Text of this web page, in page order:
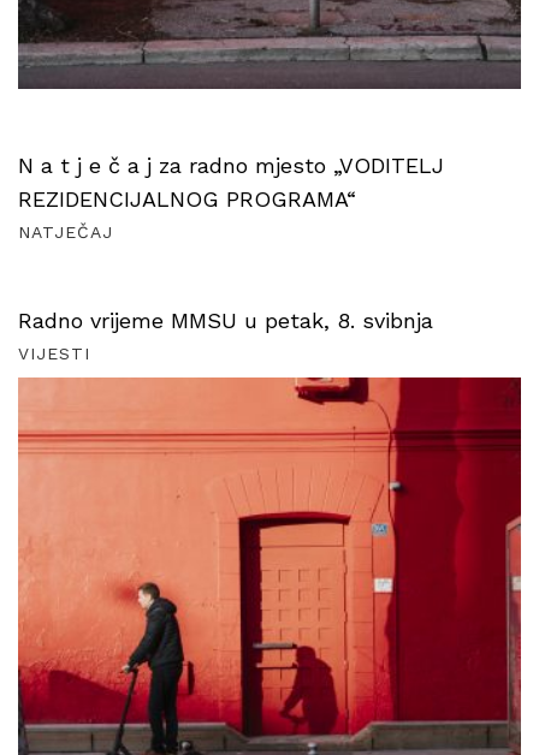
N a t j e č a j za radno mjesto „VODITELJ
REZIDENCIJALNOG PROGRAMA“
NATJEČAJ
Radno vrijeme MMSU u petak, 8. svibnja
VIJESTI